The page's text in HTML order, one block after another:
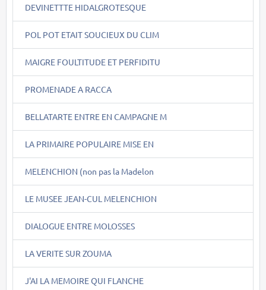
DEVINETTTE HIDALGROTESQUE
POL POT ETAIT SOUCIEUX DU CLIM
MAIGRE FOULTITUDE ET PERFIDITU
PROMENADE A RACCA
BELLATARTE ENTRE EN CAMPAGNE M
LA PRIMAIRE POPULAIRE MISE EN
MELENCHION (non pas la Madelon
LE MUSEE JEAN-CUL MELENCHION
DIALOGUE ENTRE MOLOSSES
LA VERITE SUR ZOUMA
J'AI LA MEMOIRE QUI FLANCHE